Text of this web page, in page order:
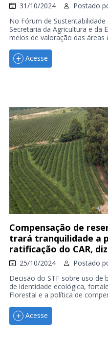
31/10/2024 Postado
No Fórum de
Secretaria da Agricultura e da
meios de valoração das áreas
Acesse
Compensação de
trará tranquilidade a
ratificação do CAR,
25/10/2024 Postado
Decisão do STF sobre uso
de identidade ecológica,
Florestal e a política de
Acesse